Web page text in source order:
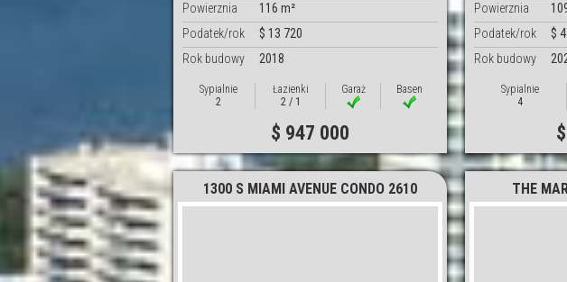
Powierznia
116 m²
Podatek/rok
$ 13 720
Rok budowy
2018
Sypialnie
2
Łazienki
2 / 1
Garaż Basen
$ 947 000
Powierznia
Podatek/rok
$
Rok budowy
Sypialnie
4
1300 S MIAMI AVENUE CONDO 2610 THE